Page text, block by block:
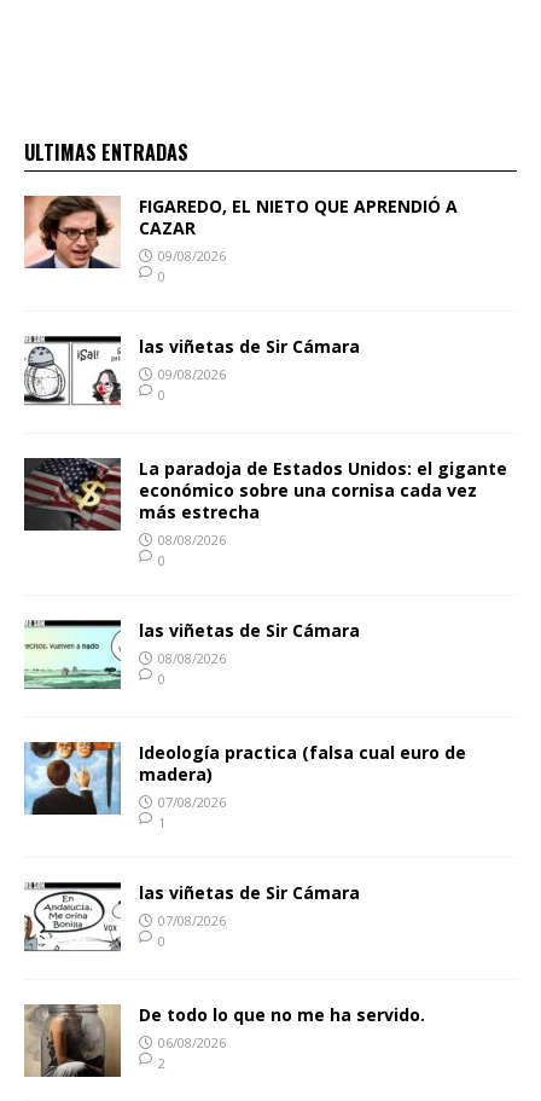
ULTIMAS ENTRADAS
FIGAREDO, EL NIETO QUE APRENDIÓ A
CAZAR
09/08/2026
0
las viñetas de Sir Cámara
09/08/2026
0
La paradoja de Estados Unidos: el gigante
económico sobre una cornisa cada vez
más estrecha
08/08/2026
0
las viñetas de Sir Cámara
08/08/2026
0
Ideología practica (falsa cual euro de
madera)
07/08/2026
1
las viñetas de Sir Cámara
07/08/2026
0
De todo lo que no me ha servido.
06/08/2026
2